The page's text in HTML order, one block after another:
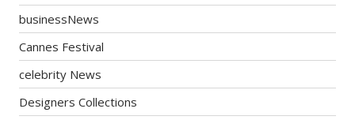
businessNews
Cannes Festival
celebrity News
Designers Collections